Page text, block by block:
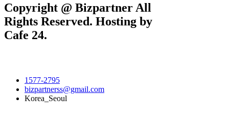
Copyright @ Bizpartner All
Rights Reserved. Hosting by
Cafe 24.
1577-2795
bizpartnerss@gmail.com
Korea_Seoul